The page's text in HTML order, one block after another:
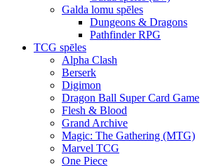
Galda lomu spēles
Dungeons & Dragons
Pathfinder RPG
TCG spēles
Alpha Clash
Berserk
Digimon
Dragon Ball Super Card Game
Flesh & Blood
Grand Archive
Magic: The Gathering (MTG)
Marvel TCG
One Piece